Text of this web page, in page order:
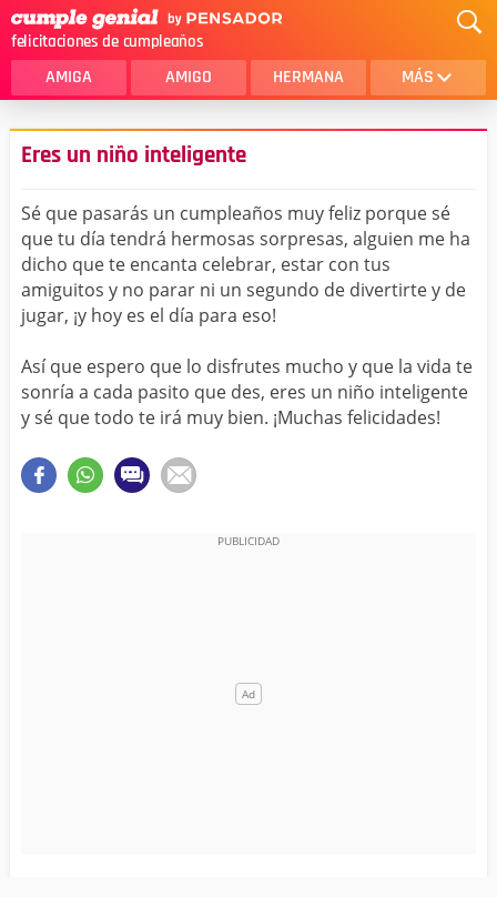
felicitaciones de cumpleaños
AMIGA AMIGO HERMANA MÁS
MAMA
AMOR
SOBRINA
HIJA
HERMANO
HIJO
NOVIA
HOMBRE
TIA
CUÑADA
TODAS LAS CATEGORÍAS
Eres un niño inteligente
Sé que pasarás un cumpleaños muy feliz porque sé
que tu día tendrá hermosas sorpresas, alguien me ha
dicho que te encanta celebrar, estar con tus
amiguitos y no parar ni un segundo de divertirte y de
jugar, ¡y hoy es el día para eso!
Así que espero que lo disfrutes mucho y que la vida te
sonría a cada pasito que des, eres un niño inteligente
y sé que todo te irá muy bien. ¡Muchas felicidades!